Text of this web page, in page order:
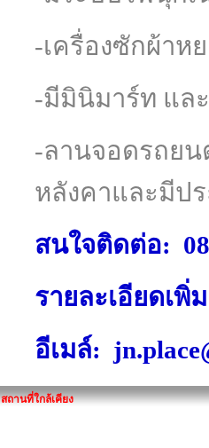
-เครื่องซักผ้าห
-มีมินิมาร์ท แล
-ลานจอดรถย
หลังคาและมีป
สนใจติดต่อ:
รายละเอียดเพิ่
อีเมล์:
สถานที่ใกล้เคียง